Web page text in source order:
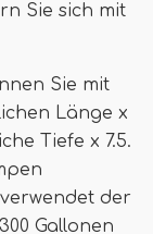
Sie sich mit
Sie mit
Länge x
Tiefe x 7.5.
der
Gallonen